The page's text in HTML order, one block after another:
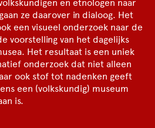
en etnologen naar
ze daarover in dialoog. Het
een visueel onderzoek naar de
voorstelling van het dagelijks
Het resultaat is een uniek
onderzoek dat niet alleen
ook stof tot nadenken geeft
een (volkskundig) museum
is.